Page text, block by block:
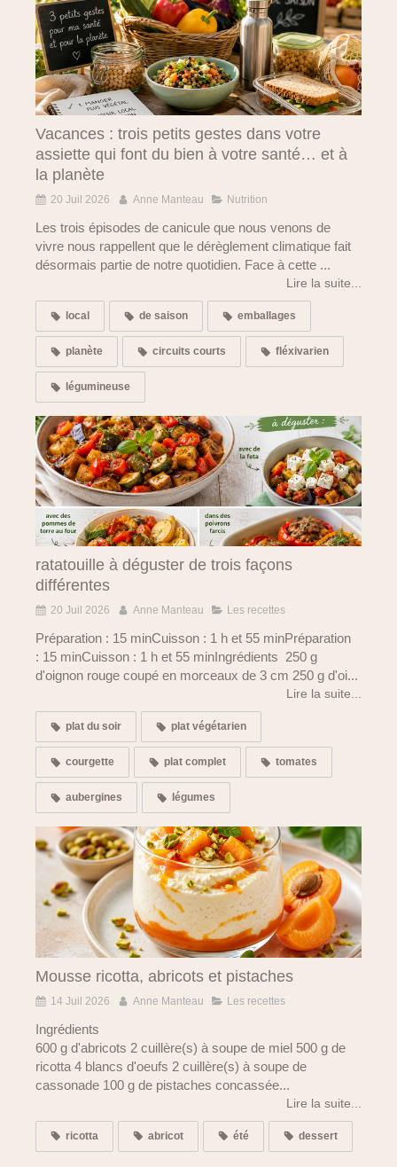
Vacances : trois petits gestes dans votre
assiette qui font du bien à votre santé… et à
la planète
20 Juil 2026 Anne Manteau Nutrition
Les trois épisodes de canicule que nous venons de
vivre nous rappellent que le dérèglement climatique fait
désormais partie de notre quotidien. Face à cette ...
Lire la suite...
local de saison emballages
planète circuits courts fléxivarien
légumineuse
ratatouille à déguster de trois façons
différentes
20 Juil 2026 Anne Manteau Les recettes
Préparation : 15 minCuisson : 1 h et 55 minPréparation
: 15 minCuisson : 1 h et 55 minIngrédients 250 g
d'oignon rouge coupé en morceaux de 3 cm 250 g d'oi...
Lire la suite...
plat du soir plat végétarien
courgette plat complet tomates
aubergines légumes
Mousse ricotta, abricots et pistaches
14 Juil 2026 Anne Manteau Les recettes
Ingrédients
600 g d'abricots 2 cuillère(s) à soupe de miel 500 g de
ricotta 4 blancs d'oeufs 2 cuillère(s) à soupe de
cassonade 100 g de pistaches concassée...
Lire la suite...
ricotta abricot été dessert